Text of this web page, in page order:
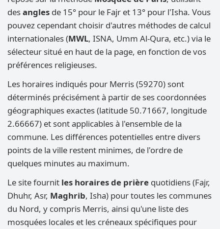
desangles de 15° pour le Fajr et 13° pour l'Isha. Vous
pouvez cependant choisir d'autres méthodes de calcul
internationales (MWL, ISNA, Umm Al-Qura, etc.) via le
sélecteur situé en haut de la page, en fonction de vos
préférences religieuses.
Les horaires indiqués pour Merris (59270) sont
déterminés précisément à partir de ses coordonnées
géographiques exactes (latitude 50.71667, longitude
2.66667) et sont applicables à l'ensemble de la
commune. Les différences potentielles entre divers
points de la ville restent minimes, de l'ordre de
quelques minutes au maximum.
Le site fournit les horaires de prière quotidiens (Fajr,
Dhuhr, Asr, Maghrib, Isha) pour toutes les communes
du Nord, y compris Merris, ainsi qu'une liste des
mosquées locales et les créneaux spécifiques pour